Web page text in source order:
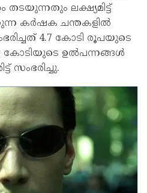
തടയുന്നതും ലക്ഷ്യമിട്ട്
കർഷക ചന്തകളിൽ
4.7 കോടി രൂപയുടെ
കോടിയുടെ ഉൽപന്നങ്ങൾ
സംഭരിച്ചു.